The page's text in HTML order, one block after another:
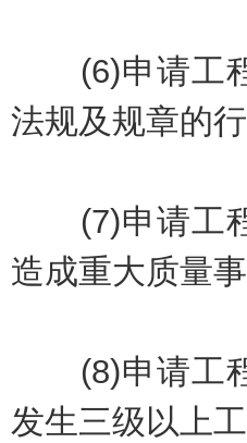
(6)申请工程
法规及规章的行
(7)申请工程
造成重大质量事
(8)申请工程
发生三级以上